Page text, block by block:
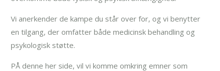
Vi anerkender de kampe du står over for, og vi benytter
en tilgang, der omfatter både medicinsk behandling og
psykologisk støtte.
PÅ denne her side, vil vi komme omkring emner som